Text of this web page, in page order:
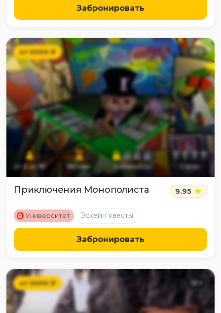
Забронировать
от5000₽ 13+
от 2до 10 60мин сложность страх
Приключения Монополиста 9.95
M Университет Эскейп квесты
Забронировать
от5000₽ 12+